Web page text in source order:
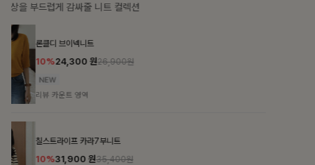
함께할 때 더욱 완벽한, 합리적인 선택으로 채우는 즐거움
필첸체크 스트링블라우스+플레어스커트SET
14%42,900원
리뷰 카운트 영역
특스트라이프 링클원피스+스트링자켓SET
12%69,900원